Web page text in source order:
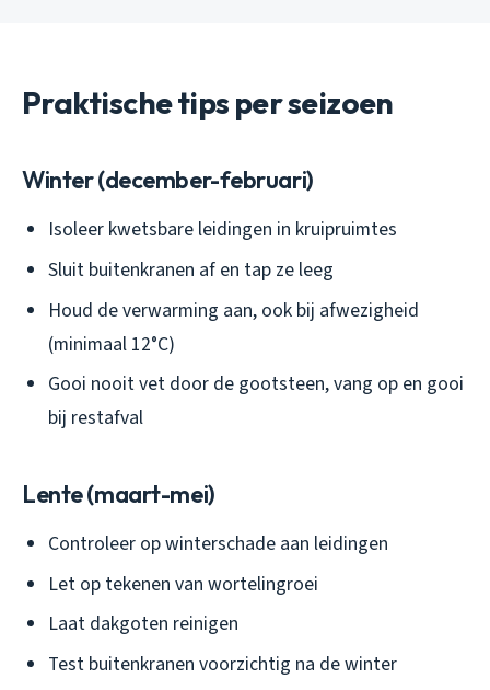
Praktische tips per seizoen
Winter (december-februari)
Isoleer kwetsbare leidingen in kruipruimtes
Sluit buitenkranen af en tap ze leeg
Houd de verwarming aan, ook bij afwezigheid
(minimaal 12°C)
Gooi nooit vet door de gootsteen, vang op en gooi
bij restafval
Lente (maart-mei)
Controleer op winterschade aan leidingen
Let op tekenen van wortelingroei
Laat dakgoten reinigen
Test buitenkranen voorzichtig na de winter